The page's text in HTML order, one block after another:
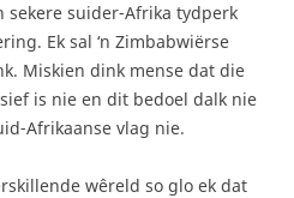
sekere suider-Afrika tydperk
Ek sal ‘n Zimbabwiërse
Miskien dink mense dat die
is nie en dit bedoel dalk nie
Afrikaanse vlag nie.
wêreld so glo ek dat